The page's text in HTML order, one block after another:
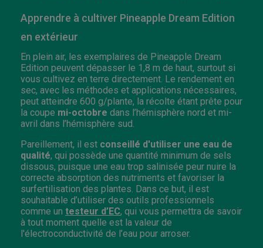
Apprendre à cultiver Pineapple Dream Edition
en extérieur
En plein air, les exemplaires de Pineapple Dream
Edition peuvent dépasser le 1,8 m de haut, surtout si
vous cultivez en terre directement. Le rendement en
sec, avec les méthodes et applications nécessaires,
peut atteindre 600 g/plante, la récolte étant prête pour
la coupe mi-octobre dans l’hémisphère nord et mi-
avril dans l’hémisphère sud.
Pareillement, il est conseillé d'utiliser une eau de
qualité, qui possède une quantité minimum de sels
dissous, puisque une eau trop salinisée peur nuire la
correcte absorption des nutriments et favoriser la
surfertilisation des plantes. Dans ce but, il est
souhaitable d’utiliser des outils professionnels
comme un testeur d’EC, qui vous permettra de savoir
à tout moment quelle est la valeur de
l'électroconductivité de l’eau pour arroser.